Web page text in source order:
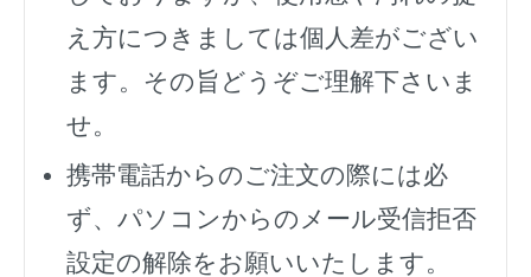
え方につきましては個人差がござい
ます。その旨どうぞご理解下さいま
せ。
携帯電話からのご注文の際には必
ず、 パソコンからのメール受信拒否
設定の解除をお願いいたします。